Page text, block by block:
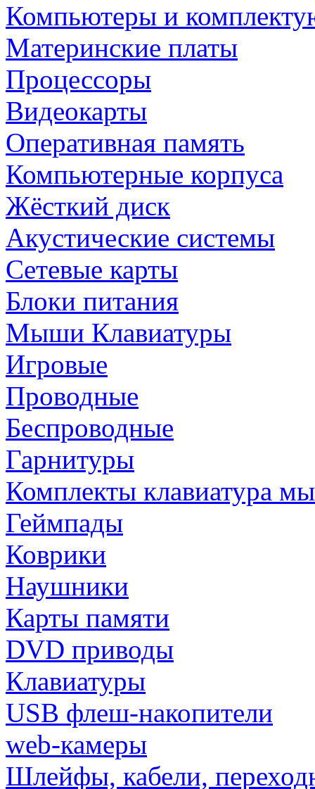
Компьютеры и
Материнские платы
Процессоры
Видеокарты
Оперативная память
Компьютерные корпуса
Жёсткий диск
Акустические системы
Сетевые карты
Блоки питания
Мыши Клавиатуры
Игровые
Проводные
Беспроводные
Гарнитуры
Комплекты клавиатура
Геймпады
Коврики
Наушники
Карты памяти
DVD приводы
Клавиатуры
USB флеш-накопители
web-камеры
Шлейфы, кабели,